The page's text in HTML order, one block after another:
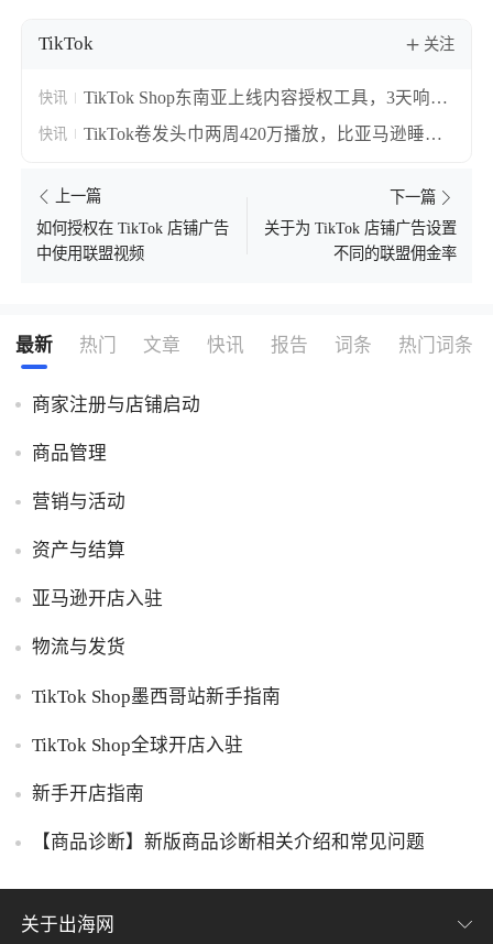
TikTok 关注
快讯
TikTok Shop东南亚上线内容授权工具，3天响应
期让搬运视频合规转正
快讯
TikTok卷发头巾两周420万播放，比亚马逊睡帽
上一篇
如何授权在 TikTok 店铺广告
中使用联盟视频
下一篇
关于为 TikTok 店铺广告设置
不同的联盟佣金率
最新 热门 文章 快讯 报告 词条 热门词条
商家注册与店铺启动
商品管理
营销与活动
资产与结算
亚马逊开店入驻
物流与发货
TikTok Shop墨西哥站新手指南
TikTok Shop全球开店入驻
新手开店指南
【商品诊断】新版商品诊断相关介绍和常见问题
关于出海网